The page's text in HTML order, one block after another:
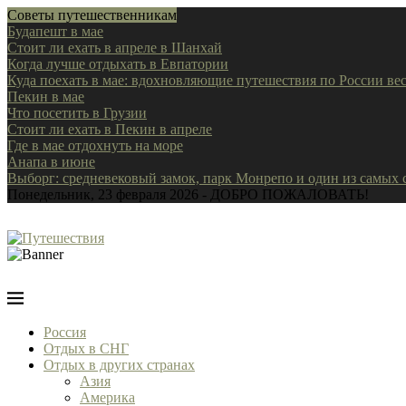
Советы путешественникам
Будапешт в мае
Стоит ли ехать в апреле в Шанхай
Когда лучше отдыхать в Евпатории
Куда поехать в мае: вдохновляющие путешествия по России
Пекин в мае
Что посетить в Грузии
Стоит ли ехать в Пекин в апреле
Где в мае отдохнуть на море
Анапа в июне
Выборг: средневековый замок, парк Монрепо и один из
Понедельник, 23 февраля 2026 - ДОБРО ПОЖАЛОВАТЬ!
Россия
Отдых в СНГ
Отдых в других странах
Азия
Америка